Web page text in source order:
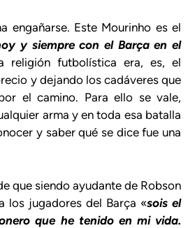
engañarse. Este Mourinho es el
y siempre con el Barça en el
religión futbolística era, es, el
y dejando los cadáveres que
el camino. Para ello se vale,
arma y en toda esa batalla
y saber qué se dice fue una
que siendo ayudante de Robson
los jugadores del Barça «sois el
que he tenido en mi vida.